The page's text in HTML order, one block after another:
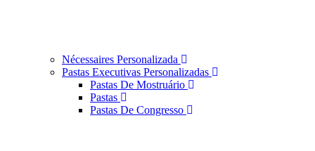
Nécessaires Personalizada
Pastas Executivas Personalizadas
Pastas De Mostruário
Pastas
Pastas De Congresso